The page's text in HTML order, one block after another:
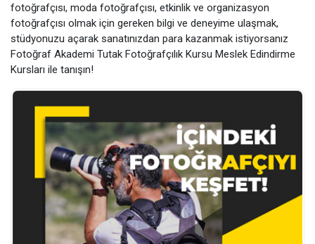
fotoğrafçısı, moda fotoğrafçısı, etkinlik ve organizasyon
fotoğrafçısı olmak için gereken bilgi ve deneyime ulaşmak,
stüdyonuzu açarak sanatınızdan para kazanmak istiyorsanız
Fotoğraf Akademi Tutak Fotoğrafçılık Kursu Meslek Edindirme
Kursları ile tanışın!